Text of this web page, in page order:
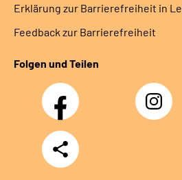
Erklärung zur Barrierefreiheit in
Feedback zur Barrierefreiheit
Folgen und Teilen
Facebook Instagram
Teilen